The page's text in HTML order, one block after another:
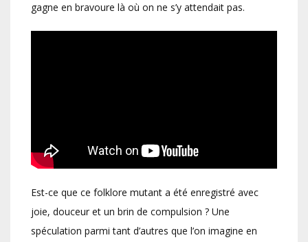
gagne en bravoure là où on ne s’y attendait pas.
Est-ce que ce folklore mutant a été enregistré avec
joie, douceur et un brin de compulsion ? Une
spéculation parmi tant d’autres que l’on imagine en